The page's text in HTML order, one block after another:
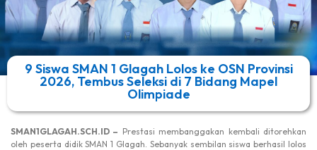
9 Siswa SMAN 1 Glagah Lolos ke OSN Provinsi
2026, Tembus Seleksi di 7 Bidang Mapel
Olimpiade
SMAN1GLAGAH.SCH.ID – Prestasi membanggakan kembali ditorehkan
oleh peserta didik SMAN 1 Glagah. Sebanyak sembilan siswa berhasil lolos